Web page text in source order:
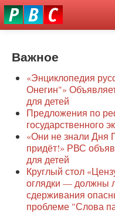
Перейти
к
О нас
Защита семей
Образование
Наше
Регионы
Видео
Важное
«Энциклопедия
Онегин"»
для детей
Предложения по
государственного
«Они не знали Дня
придёт!» РВС
для детей
Круглый стол
оглядки — должны
сдерживания
проблеме "Слова